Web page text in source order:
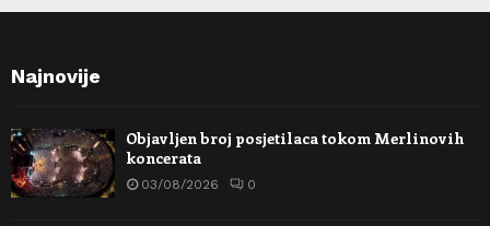
Najnovije
Objavljen broj posjetilaca tokom Merlinovih
koncerata
03/08/2026 0